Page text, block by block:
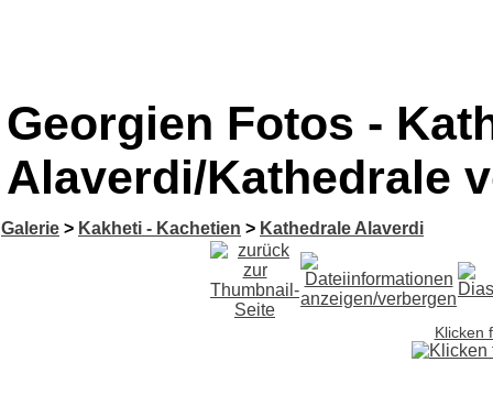
Georgien Fotos -
Alaverdi/Kathedrale
Galerie > Kakheti - Kachetien > Kathedrale Alaverdi
Klicken